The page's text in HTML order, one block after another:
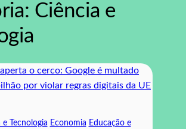
Ciência e
e Tecnologia Economia Educação e